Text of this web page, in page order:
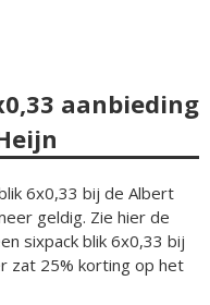
aanbieding
6x0,33 bij de Albert
geldig. Zie hier de
sixpack blik 6x0,33 bij
zat 25% korting op het